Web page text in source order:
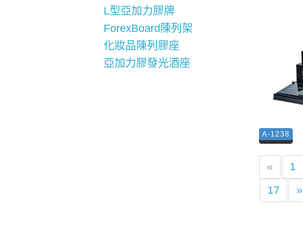
L型亞加力膠牌
ForexBoard陳列架
化妝品陳列膠座
亞加力膠發光酒座
A-1238
« 1
17
»